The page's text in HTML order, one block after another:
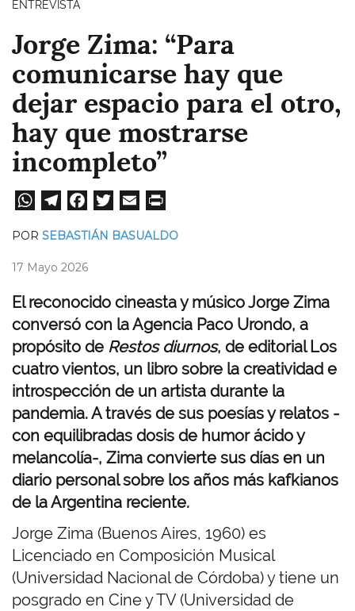
ENTREVISTA
Jorge Zima: “Para
comunicarse hay que
dejar espacio para el otro,
hay que mostrarse
incompleto”
W
A
pp
Te
a
m
Fa
ce
ok
POR SEBASTIÁN BASUALDO
17 Mayo 2026
El reconocido cineasta y músico Jorge Zima
conversó con la Agencia Paco Urondo, a
propósito de Restos diurnos, de editorial Los
cuatro vientos, un libro sobre la creatividad e
introspección de un artista durante la
pandemia. A través de sus poesías y relatos -
con equilibradas dosis de humor ácido y
melancolía-, Zima convierte sus días en un
diario personal sobre los años más kafkianos
de la Argentina reciente.
Jorge Zima (Buenos Aires, 1960) es
Licenciado en Composición Musical
(Universidad Nacional de Córdoba) y tiene un
posgrado en Cine y TV (Universidad de